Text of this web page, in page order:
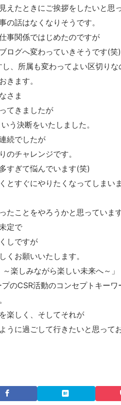
えたときにご挨拶をしたいと思
の話はなくなりそうです。
事関係ではじめたのですが
ログへ変わっていきそうです(笑)
、所属も変わってよい区切りな
きます。
さま
てきましたが
う決断をいたしました。
続でしたが
のチャレンジです。
すぎて悩んでいます(笑)
とすぐにやりたくなってしまいま
たことをやろうかと思っています
定で
しですが
くお願いいたします。
楽しみながら楽しい未来へ～」
のCSR活動のコンセプトキーワ
楽しく、そしてそれが
うに過ごして行きたいと思ってお